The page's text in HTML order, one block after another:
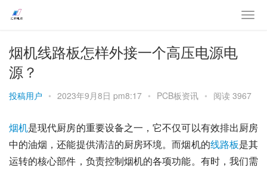
烟机线路板怎样外接一个高压电源电
源？
投稿用户 • 2023年9月8日 pm8:17 • PCB板资讯 • 阅读 3967
烟机是现代厨房的重要设备之一，它不仅可以有效排出厨房
中的油烟，还能提供清洁的厨房环境。而烟机的线路板是其
运转的核心部件，负责控制烟机的各项功能。有时，我们需